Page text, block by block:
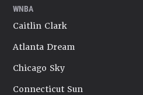
WNBA
Caitlin Clark
Atlanta Dream
Chicago Sky
Connecticut Sun